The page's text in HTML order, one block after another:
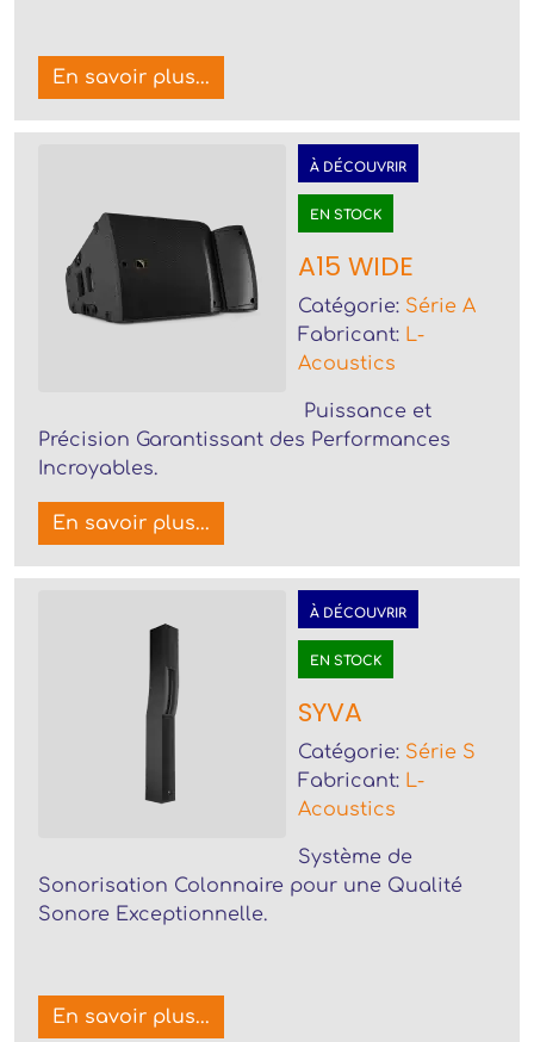
En savoir plus...
À DÉCOUVRIR
EN STOCK
A15 WIDE
Catégorie: Série A
Fabricant: L-
Acoustics
Puissance et
Précision Garantissant des Performances
Incroyables.
En savoir plus...
À DÉCOUVRIR
EN STOCK
SYVA
Catégorie: Série S
Fabricant: L-
Acoustics
Système de
Sonorisation Colonnaire pour une Qualité
Sonore Exceptionnelle.
En savoir plus...